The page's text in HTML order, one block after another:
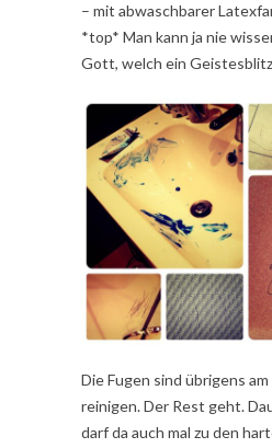
– mit abwaschbarer
*top* Man kann ja nie
Gott, welch ein Geistesblitz
Die Fugen sind übrigens
reinigen. Der Rest geht.
darf da auch mal zu den